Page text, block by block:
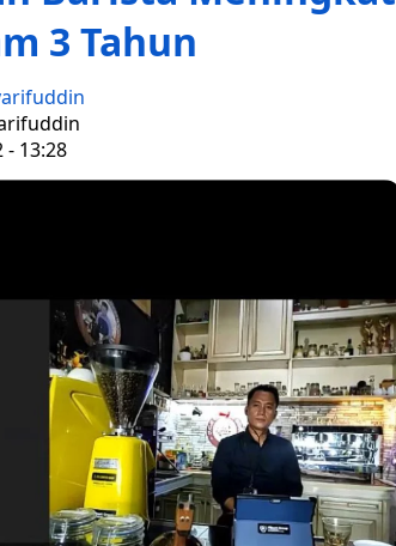
3 Tahun
- 13:28